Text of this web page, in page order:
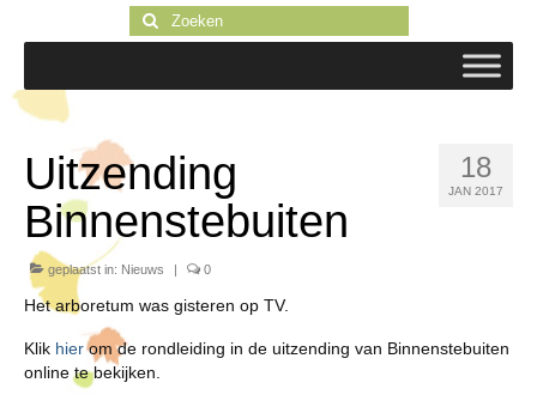
Zoeken
naar:
18
JAN 2017
Uitzending
Binnenstebuiten
geplaatst in: Nieuws | 0
Het arboretum was gisteren op TV.
Klik hierom de rondleiding in de uitzending van Binnenstebuiten
online te bekijken.